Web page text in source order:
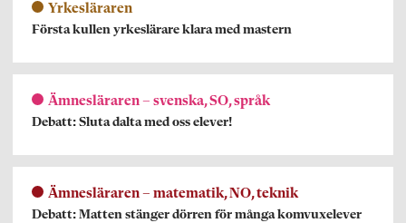
Yrkesläraren
Första kullen yrkeslärare klara med mastern
Ämnesläraren – svenska, SO, språk
Debatt: Sluta dalta med oss elever!
Ämnesläraren – matematik, NO, teknik
Debatt: Matten stänger dörren för många komvuxelever